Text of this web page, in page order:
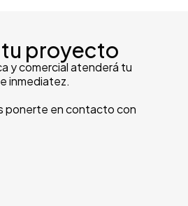
proyecto
y comercial atenderá tu
inmediatez.
ponerte en contacto con